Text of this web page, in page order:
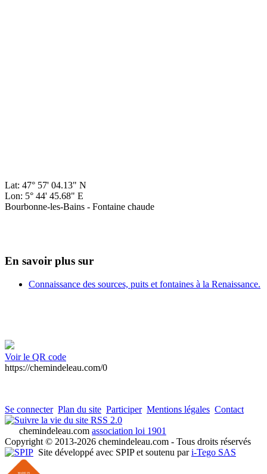
Lat: 47° 57' 04.13" N
Lon: 5° 44' 45.68" E
Bourbonne-les-Bains - Fontaine chaude
En savoir plus sur
Connaissance des sources, puits et fontaines à la Renaissance.
Voir le QR code
https://chemindeleau.com/0
Se connecter Plan du site Participer Mentions légales Contact
RSS 2.0
chemindeleau.com association loi 1901
Copyright © 2013-2026 chemindeleau.com - Tous droits réservés
Site développé avec SPIP et soutenu pari-Tego SAS